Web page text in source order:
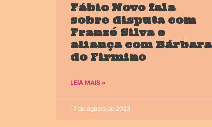
Fábio Novo fala
sobre disputa com
Franzé Silva e
aliança com Bárbara
do Firmino
LEIA MAIS »
17 de agosto de 2023